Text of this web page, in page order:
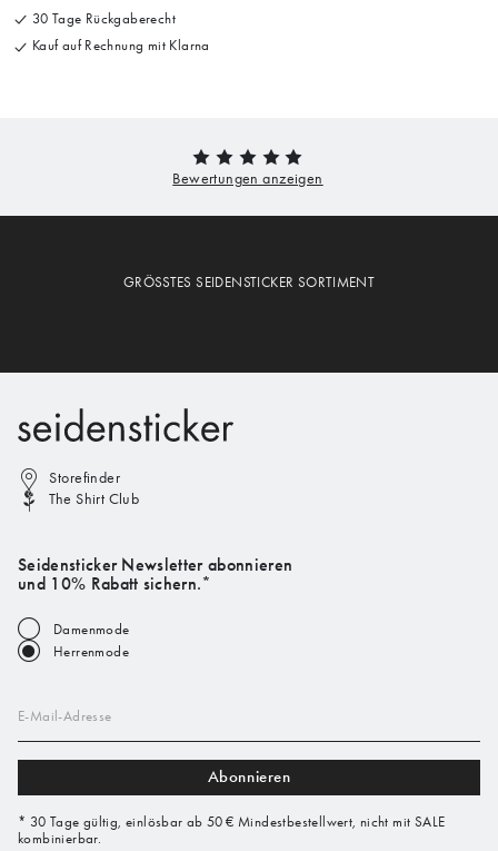
30 Tage Rückgaberecht
Kauf auf Rechnung mit Klarna
GRÖSSTES SEIDENSTICKER SORTIMENT
Storefinder
The Shirt Club
Seidensticker Newsletter abonnieren
und 10% Rabatt sichern.*
Damenmode
Herrenmode
E-Mail-Adresse
Abonnieren
* 30 Tage gültig, einlösbar ab 50 € Mindestbestellwert, nicht mit SALE
kombinierbar.